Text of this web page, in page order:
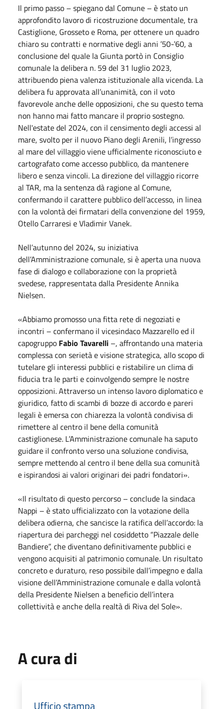
Il primo passo – spiegano dal Comune – è stato un
approfondito lavoro di ricostruzione documentale, tra
Castiglione, Grosseto e Roma, per ottenere un quadro
chiaro su contratti e normative degli anni ’50-’60, a
conclusione del quale la Giunta portò in Consiglio
comunale la delibera n. 59 del 31 luglio 2023,
attribuendo piena valenza istituzionale alla vicenda. La
delibera fu approvata all’unanimità, con il voto
favorevole anche delle opposizioni, che su questo tema
non hanno mai fatto mancare il proprio sostegno.
Nell'estate del 2024, con il censimento degli accessi al
mare, svolto per il nuovo Piano degli Arenili, l’ingresso
al mare del villaggio viene ufficialmente riconosciuto e
cartografato come accesso pubblico, da mantenere
libero e senza vincoli. La direzione del villaggio ricorre
al TAR, ma la sentenza dà ragione al Comune,
confermando il carattere pubblico dell’accesso, in linea
con la volontà dei firmatari della convenzione del 1959,
Otello Carraresi e Vladimir Vanek.
Nell’autunno del 2024, su iniziativa
dell’Amministrazione comunale, si è aperta una nuova
fase di dialogo e collaborazione con la proprietà
svedese, rappresentata dalla Presidente Annika
Nielsen.
«Abbiamo promosso una fitta rete di negoziati e
incontri – confermano il vicesindaco Mazzarello ed il
capogruppo Fabio Tavarelli –, affrontando una materia
complessa con serietà e visione strategica, allo scopo di
tutelare gli interessi pubblici e ristabilire un clima di
fiducia tra le parti e coinvolgendo sempre le nostre
opposizioni. Attraverso un intenso lavoro diplomatico e
giuridico, fatto di scambi di bozze di accordo e pareri
legali è emersa con chiarezza la volontà condivisa di
rimettere al centro il bene della comunità
castiglionese. L’Amministrazione comunale ha saputo
guidare il confronto verso una soluzione condivisa,
sempre mettendo al centro il bene della sua comunità
e ispirandosi ai valori originari dei padri fondatori».
«Il risultato di questo percorso – conclude la sindaca
Nappi – è stato ufficializzato con la votazione della
delibera odierna, che sancisce la ratifica dell’accordo: la
riapertura dei parcheggi nel cosiddetto “Piazzale delle
Bandiere”, che diventano definitivamente pubblici e
vengono acquisiti al patrimonio comunale. Un risultato
concreto e duraturo, reso possibile dall’impegno e dalla
visione dell’Amministrazione comunale e dalla volontà
della Presidente Nielsen a beneficio dell’intera
collettività e anche della realtà di Riva del Sole».
A cura di
Ufficio stampa